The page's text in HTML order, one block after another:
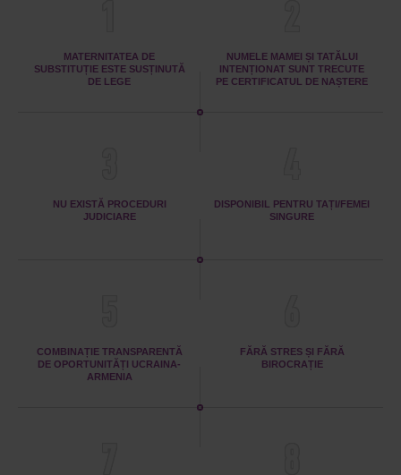
MATERNITATEA DE
SUBSTITUȚIE ESTE SUSȚINUTĂ
DE LEGE
NUMELE MAMEI ȘI TATĂLUI
INTENȚIONAT SUNT TRECUTE
PE CERTIFICATUL DE NAȘTERE
NU EXISTĂ PROCEDURI
JUDICIARE
DISPONIBIL PENTRU TAȚI/FEMEI
SINGURE
COMBINAȚIE TRANSPARENTĂ
DE OPORTUNITĂȚI UCRAINA-
ARMENIA
FĂRĂ STRES ȘI FĂRĂ
BIROCRAȚIE